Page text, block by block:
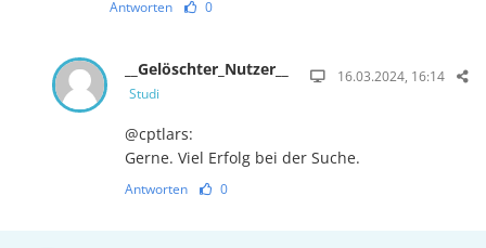
Antworten 0
__Gelöschter_Nutzer__
Studi
16.03.2024, 16:14
@cptlars:
Gerne. Viel Erfolg bei der Suche.
Antworten 0